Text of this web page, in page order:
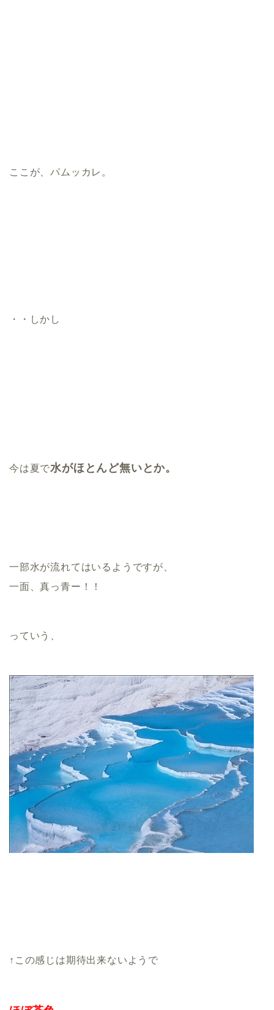
ここが、パムッカレ。
・・しかし
今は夏で水がほとんど無いとか。
一部水が流れてはいるようですが、
一面、真っ青ー！！
っていう、
↑この感じは期待出来ないようで